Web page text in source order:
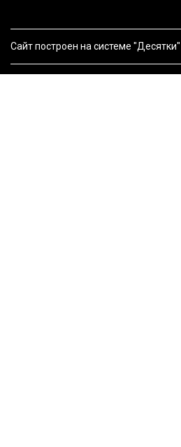
Сайт построен на системе "Десятки"